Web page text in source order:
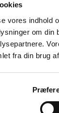
vores indhold
om din
fra din brug